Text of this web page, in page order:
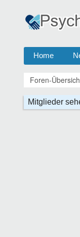
Home
Foren-